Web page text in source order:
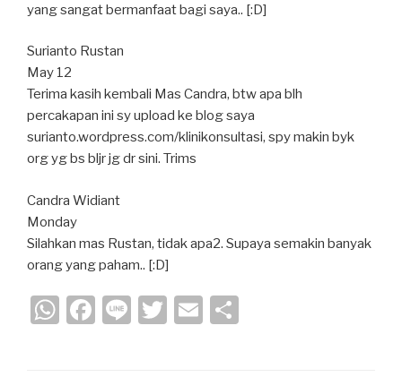
yang sangat bermanfaat bagi saya.. [:D]
Surianto Rustan
May 12
Terima kasih kembali Mas Candra, btw apa blh
percakapan ini sy upload ke blog saya
surianto.wordpress.com/klinikonsultasi, spy makin byk
org yg bs bljr jg dr sini. Trims
Candra Widiant
Monday
Silahkan mas Rustan, tidak apa2. Supaya semakin banyak
orang yang paham.. [:D]
W F
Li
T
E